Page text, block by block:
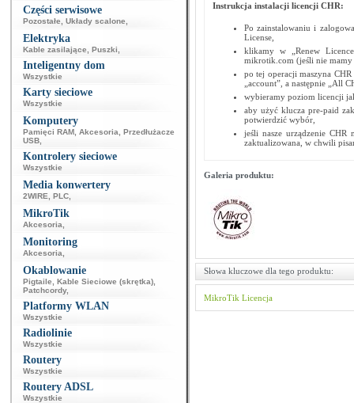
Części serwisowe
Pozostałe Układy scalone
Elektryka
Kable zasilające Puszki
Inteligentny dom
Wszystkie
Karty sieciowe
Wszystkie
Komputery
Pamięci RAM Akcesoria
Przedłużacze
USB
Kontrolery sieciowe
Wszystkie
Media konwertery
2WIRE PLC
MikroTik
Akcesoria
Monitoring
Akcesoria
Okablowanie
Pigtaile Kable Sieciowe (skrętka)
Patchcordy,
Platformy WLAN
Wszystkie
Radiolinie
Wszystkie
Routery
Wszystkie
Routery ADSL
Wszystkie
Instrukcja instalacji licencji CHR:
Po zainstalowaniu i
License,
klikamy w „Renew
mikrotik.com (jeśli nie mamy
po tej operacji maszyna
„account”, a następnie „All
wybieramy poziom licencji
aby użyć klucza pre-paid
potwierdzić wybór,
jeśli nasze urządzenie
zaktualizowana, w chwili
Galeria produktu:
Słowa kluczowe dla tego produktu:
MikroTik Licencja